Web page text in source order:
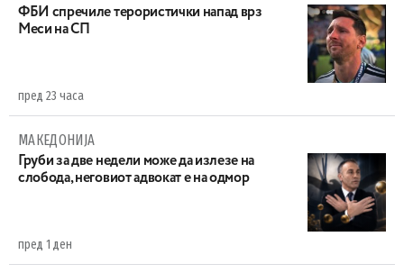
ФБИ спречиле терористички напад врз
Меси на СП
пред 23 часа
МАКЕДОНИЈА
Груби за две недели може да излезе на
слобода, неговиот адвокат е на одмор
пред 1 ден